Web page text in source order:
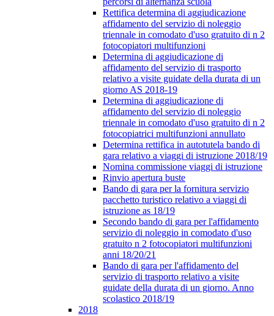
Rettifica determina di aggiudicazione
affidamento del servizio di noleggio
triennale in comodato d'uso gratuito di n 2
fotocopiatori multifunzioni
Determina di aggiudicazione di
affidamento del servizio di trasporto
relativo a visite guidate della durata di un
giorno AS 2018-19
Determina di aggiudicazione di
affidamento del servizio di noleggio
triennale in comodato d'uso gratuito di n 2
fotocopiatrici multifunzioni annullato
Determina rettifica in autotutela bando di
gara relativo a viaggi di istruzione 2018/19
Nomina commissione viaggi di istruzione
Rinvio apertura buste
Bando di gara per la fornitura servizio
pacchetto turistico relativo a viaggi di
istruzione as 18/19
Secondo bando di gara per l'affidamento
servizio di noleggio in comodato d'uso
gratuito n 2 fotocopiatori multifunzioni
anni 18/20/21
Bando di gara per l'affidamento del
servizio di trasporto relativo a visite
guidate della durata di un giorno. Anno
scolastico 2018/19
2018